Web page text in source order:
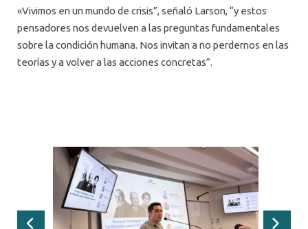
«Vivimos en un mundo de crisis”, señaló Larson, “y estos
pensadores nos devuelven a las preguntas fundamentales
sobre la condición humana. Nos invitan a no perdernos en las
teorías y a volver a las acciones concretas”.
Anterior